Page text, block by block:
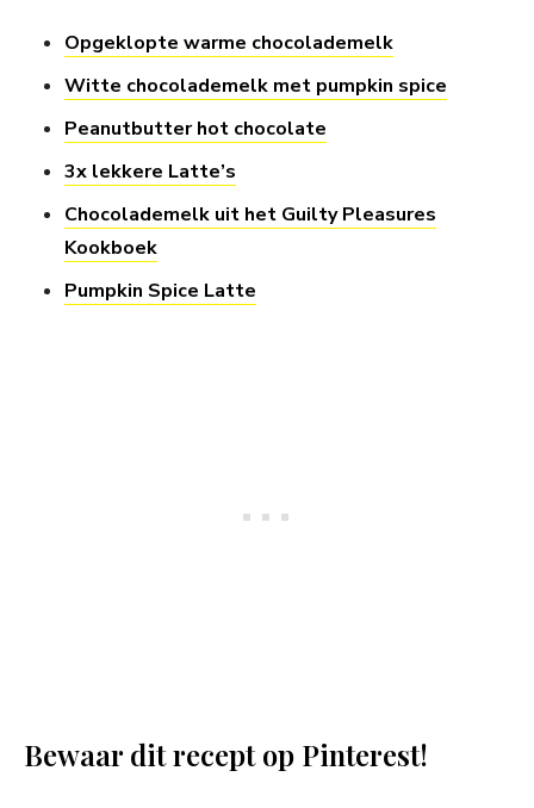
Opgeklopte warme chocolademelk
Witte chocolademelk met pumpkin spice
Peanutbutter hot chocolate
3x lekkere Latte’s
Chocolademelk uit het Guilty Pleasures
Kookboek
Pumpkin Spice Latte
Bewaar dit recept op Pinterest!